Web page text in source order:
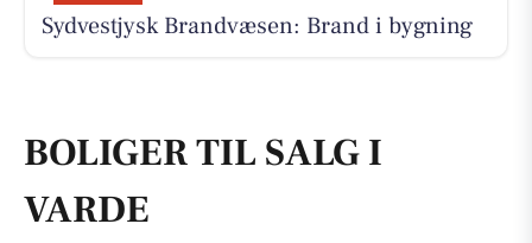
Sydvestjysk Brandvæsen: Brand i bygning
BOLIGER TIL SALG I
VARDE